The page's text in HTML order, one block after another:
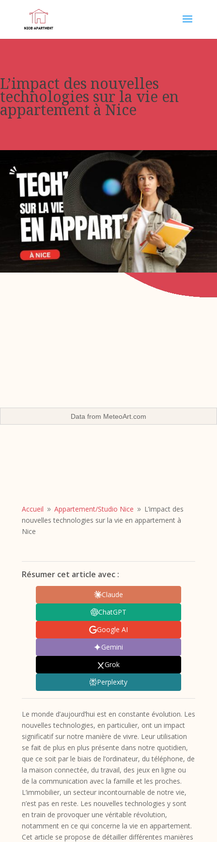
L’impact des nouvelles
technologies sur la vie en
appartement à Nice
Data from MeteoArt.com
Accueil 9 Appartement/Studio Nice 9 L’impact des
nouvelles technologies sur la vie en appartement à
Nice
Résumer cet article avec :
Claude
ChatGPT
Google AI
Gemini
Grok
Perplexity
Le monde d’aujourd’hui est en constante évolution. Les
nouvelles technologies, en particulier, ont un impact
significatif sur notre manière de vivre. Leur utilisation
se fait de plus en plus présente dans notre quotidien,
que ce soit par le biais de l’ordinateur, du téléphone, de
la maison connectée, du travail, des jeux en ligne ou
de la communication avec la famille et les proches.
L’immobilier, un secteur incontournable de notre vie,
n’est pas en reste. Les nouvelles technologies y sont
en train de provoquer une véritable révolution,
notamment en ce qui concerne la vie en appartement.
Cet article se propose de détailler différentes manières